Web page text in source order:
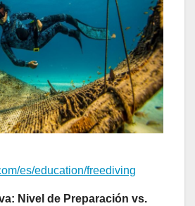
es/education/freediving
Nivel de Preparación vs.